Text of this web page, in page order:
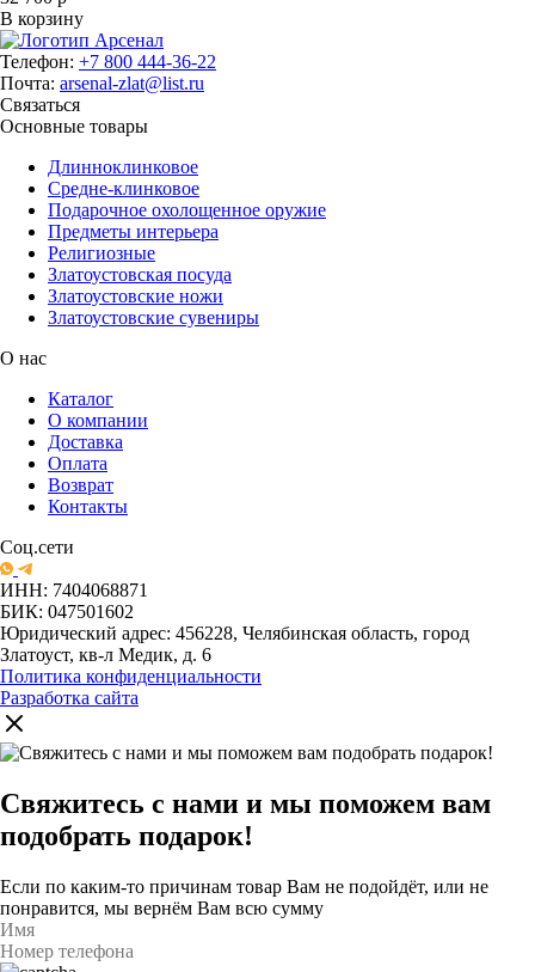
В корзину
Телефон: +7 800 444-36-22
Почта: arsenal-zlat@list.ru
Связаться
Основные товары
Длинноклинковое
Средне-клинковое
Подарочное охолощенное оружие
Предметы интерьера
Религиозные
Златоустовская посуда
Златоустовские ножи
Златоустовские сувениры
О нас
Каталог
О компании
Доставка
Оплата
Возврат
Контакты
Соц.сети
ИНН: 7404068871
БИК: 047501602
Юридический адрес: 456228, Челябинская область, город
Златоуст, кв-л Медик, д. 6
Политика конфиденциальности
Разработка сайта
Свяжитесь с нами и мы поможем вам
подобрать подарок!
Если по каким-то причинам товар Вам не подойдёт, или не
понравится, мы вернём Вам всю сумму